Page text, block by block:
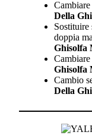
Della
Sostituire
doppia
Ghisolfa
Ghisolfa
Cambio
Della